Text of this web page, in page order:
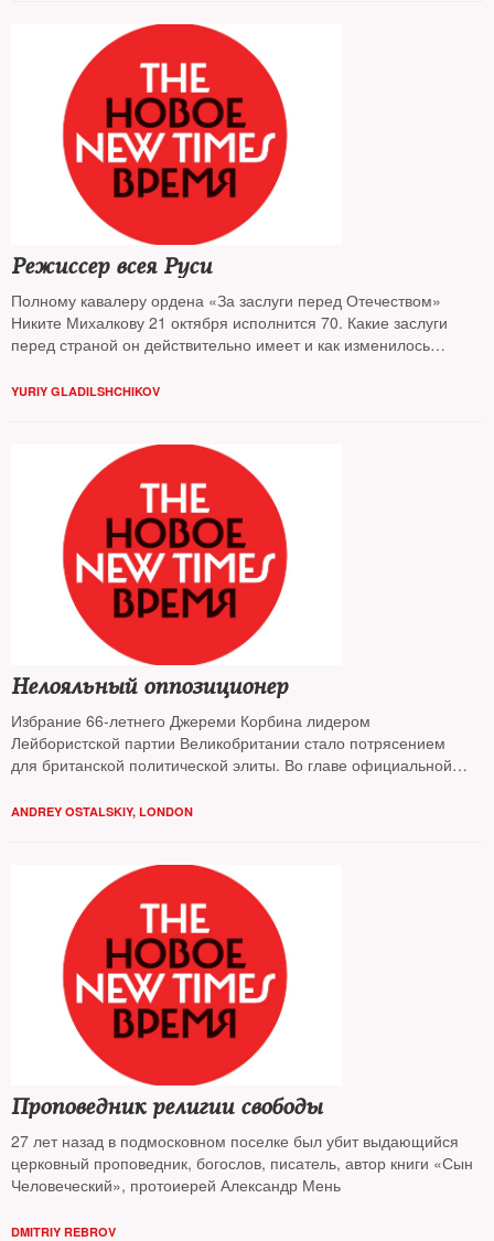
Режиссер всея Руси
Полному кавалеру ордена «За заслуги перед Отечеством»
Никите Михалкову 21 октября исполнится 70. Какие заслуги
перед страной он действительно имеет и как изменилось
New Times
YURIY GLADILSHCHIKOV
Нелояльный оппозиционер
Избрание 66-летнего Джереми Корбина лидером
Лейбористской партии Великобритании стало потрясением
для британской политической элиты. Во главе официальной
выступающий за роспуск НАТО, поклонник Уго Чавеса,
ANDREY OSTALSKIY, LONDON
Проповедник религии свободы
27 лет назад в подмосковном поселке был убит выдающийся
церковный проповедник, богослов, писатель, автор книги «Сын
Человеческий», протоиерей Александр Мень
DMITRIY REBROV